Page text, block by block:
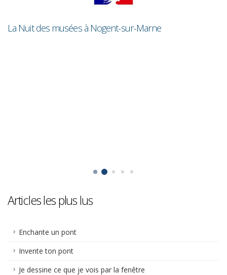
La Nuit des musées à Nogent-sur-Marne
Articles les plus lus
Enchante un pont
Invente ton pont
Je dessine ce que je vois par la fenêtre